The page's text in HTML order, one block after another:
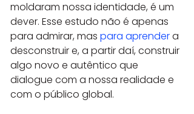
moldaram nossa identidade, é um
dever. Esse estudo não é apenas
para admirar, mas para aprender a
desconstruir e, a partir daí, construir
algo novo e autêntico que
dialogue com a nossa realidade e
com o público global.